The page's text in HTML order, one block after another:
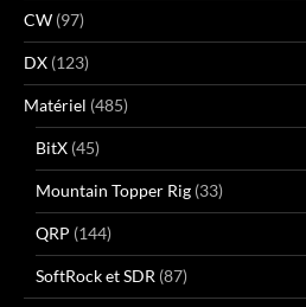
CW (97)
DX (123)
Matériel (485)
BitX (45)
Mountain Topper Rig (33)
QRP (144)
SoftRock et SDR (87)